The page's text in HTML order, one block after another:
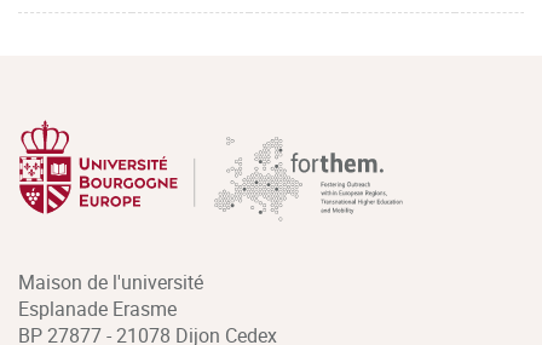
Maison de l'université
Esplanade Erasme
BP 27877 - 21078 Dijon Cedex